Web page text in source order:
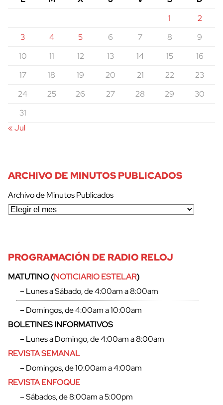
1
2
3
4 5 6 7 8
9
10
11 12 13 14 15
16
17
18 19 20 21 22
23
24
25 26 27 28 29
30
31
« Jul
ARCHIVO DE MINUTOS PUBLICADOS
Archivo de Minutos Publicados
PROGRAMACIÓN DE RADIO RELOJ
MATUTINO (NOTICIARIO ESTELAR)
– Lunes a Sábado, de 4:00am a 8:00am
– Domingos, de 4:00am a 10:00am
BOLETINES INFORMATIVOS
– Lunes a Domingo, de 4:00am a 8:00am
REVISTA SEMANAL
– Domingos, de 10:00am a 4:00am
REVISTA ENFOQUE
– Sábados, de 8:00am a 5:00pm